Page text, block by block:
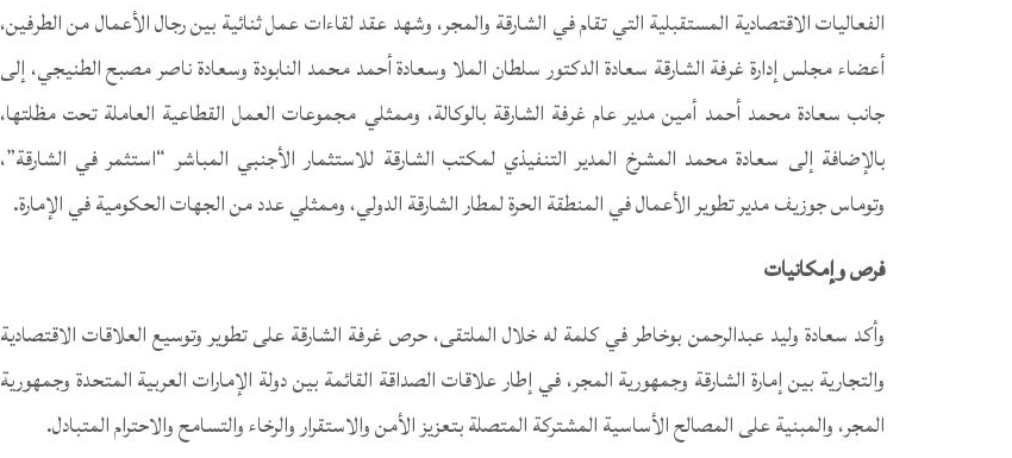
الفعاليات الاقتصادية المستقبلية التي تقام في الشارقة والمجر، وشهد عقد لقاءات عمل ثنائية بين رجال الأعمال من الطرفين،
أعضاء مجلس إدارة غرفة الشارقة سعادة الدكتور سلطان الملا وسعادة أحمد محمد النابودة وسعادة ناصر مصبح الطنيجي، إلى
جانب سعادة محمد أحمد أمين مدير عام غرفة الشارقة بالوكالة، وممثلي مجموعات العمل القطاعية العاملة تحت مظلتها،
بالإضافة إلى سعادة محمد المشرخ المدير التنفيذي لمكتب الشارقة للاستثمار الأجنبي المباشر “استثمر في الشارقة”،
وتوماس جوزيف مدير تطوير الأعمال في المنطقة الحرة لمطار الشارقة الدولي، وممثلي عدد من الجهات الحكومية في الإمارة.
فرص وإمكانيات
وأكد سعادة وليد عبدالرحمن بوخاطر في كلمة له خلال الملتقى، حرص غرفة الشارقة على تطوير وتوسيع العلاقات الاقتصادية
والتجارية بين إمارة الشارقة وجمهورية المجر، في إطار علاقات الصداقة القائمة بين دولة الإمارات العربية المتحدة وجمهورية
المجر، والمبنية على المصالح الأساسية المشتركة المتصلة بتعزيز الأمن والاستقرار والرخاء والتسامح والاحترام المتبادل.